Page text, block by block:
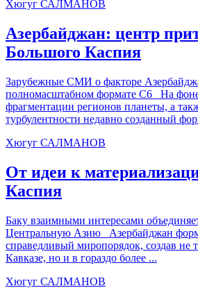
Хюгуг САЛМАНОВ
Азербайджан: центр
Большого Каспия
Зарубежные СМИ о факторе
полномасштабном формате С6 На
фрагментации регионов планеты, а
турбулентности недавно созданный
Хюгуг САЛМАНОВ
От идеи к
Каспия
Баку взаимными интересами
Центральную Азию Азербайджан
справедливый миропорядок, создав
Кавказе, но и в гораздо более ...
Хюгуг САЛМАНОВ